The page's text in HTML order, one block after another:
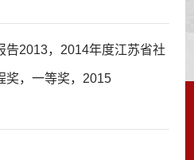
告2013，2014年度江苏省社
奖，一等奖，2015